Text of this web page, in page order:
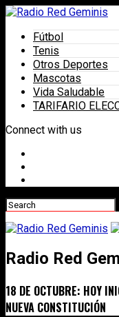
Fútbol
Tenis
Otros Deportes
Mascotas
Vida Saludable
TARIFARIO
Connect with us
Radio Red
18 DE OCTUBRE: HOY
NUEVA CONSTITUCIÓN